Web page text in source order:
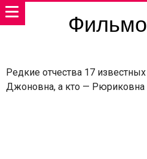
Редкие отчества 17
Джоновна, а кто — Рюриковна